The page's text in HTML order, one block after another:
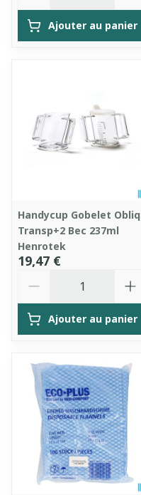
Ajouter au panier
Handycup Gobelet Obliq
Transp+2 Bec 237ml
Henrotek
19,47 €
Ajouter au panier